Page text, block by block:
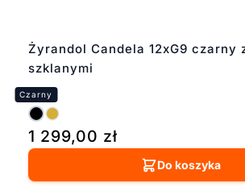
Żyrandol Candela 12xG9 czarny
szklanymi
1 299,00 zł
Do koszyka